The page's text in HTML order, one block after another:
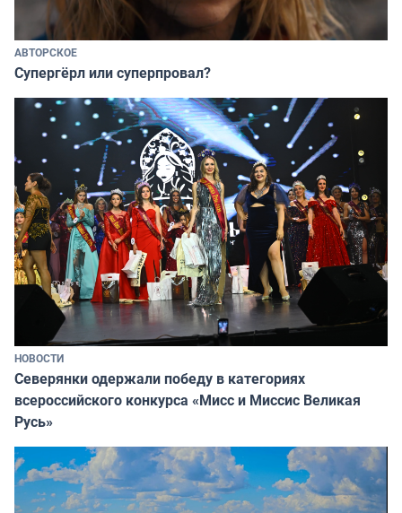
АВТОРСКОЕ
Супергёрл или суперпровал?
НОВОСТИ
Северянки одержали победу в категориях
всероссийского конкурса «Мисс и Миссис Великая
Русь»